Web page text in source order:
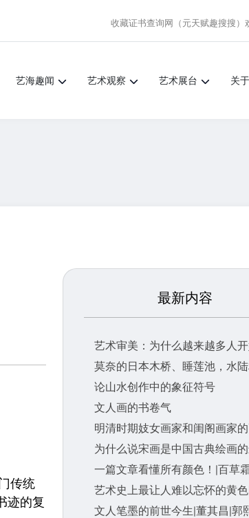
收藏证书查询网（元天赋趣搜搜）
艺海趣闻 艺术观察 艺术展台 关
传统
迹的复
最新内容
艺术审美：为什么越来越多人
莫奈的日本木桥、睡莲池，水
论山水创作中的象征符号
文人画的书卷气
明清时期妓女画家和闺阁画家
为什么说宋画是中国古典绘画
一篇文章看懂所有颜色！|百草
艺术史上最让人难以忘怀的黄
文人笔墨的前世今生|董其昌|郭